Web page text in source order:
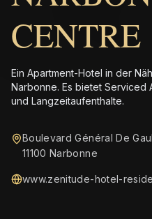
CENTRE
Ein Apartment-Hotel in der
Narbonne. Es bietet Serviced
und Langzeitaufenthalte.
Boulevard Général De
11100 Narbonne
www.zenitude-hotel-